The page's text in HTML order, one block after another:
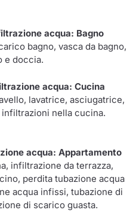
acqua: Bagno
bagno, vasca da bagno,
e doccia.
acqua: Cucina
lavatrice, asciugatrice,
nella cucina.
acqua: Appartamento
infiltrazione da terrazza,
perdita tubazione acqua
acqua infissi, tubazione di
di scarico guasta.